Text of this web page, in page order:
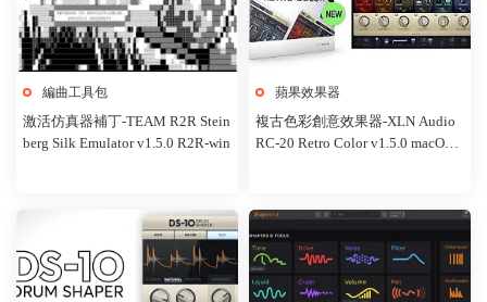
編曲工具包
激活仿真器補丁-TEAM R2R Stein
berg Silk Emulator v1.5.0 R2R-win
蘋果效果器
複古色彩創意效果器-XLN Audio
RC-20 Retro Color v1.5.0 macOS-